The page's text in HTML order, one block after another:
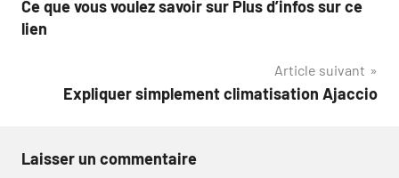
de
Ce que vous voulez savoir sur Plus d’infos sur ce
lien
Article suivant
Expliquer simplement climatisation Ajaccio
Laisser un commentaire